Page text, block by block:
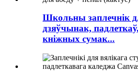
Школьны заплечнік
дзяўчынак,
кніжных сумак...